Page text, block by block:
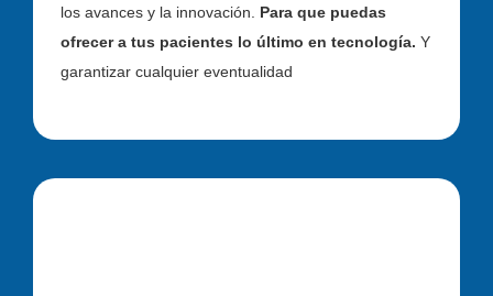
los avances y la innovación. Para que puedas
ofrecer a tus pacientes lo último en tecnología. Y
garantizar cualquier eventualidad